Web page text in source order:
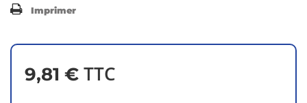
Imprimer
9,81 € TTC